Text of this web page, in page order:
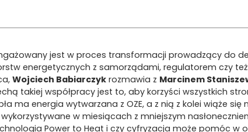
jest w proces transformacji prowadzący do
energetycznych z samorządami, regulatorem czy
Wojciech Babiarczyk rozmawia z Marcinem
takiej współpracy jest to, aby korzyści wszystkich
ma energia wytwarzana z OZE, a z nią z kolei wiąże
w miesiącach z mniejszym
Power to Heat i czy cyfryzacja może pomóc w